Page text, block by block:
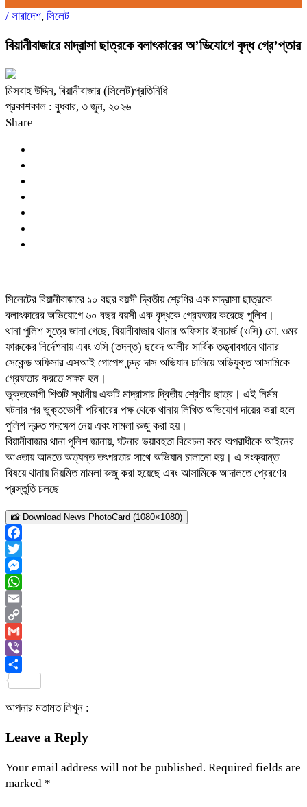
/ সারাদেশ, সিলেট
বিয়ানীবাজারে মাদ্রাসা ছাত্রকে বলাৎকারের অ’ভিযোগে বৃদ্ধ গ্রে’প্তার
মিসবাহ উদ্দিন, বিয়ানীবাজার (সিলেট)প্রতিনিধি
প্রকাশকাল : বুধবার, ৩ জুন, ২০২৬
Share
সিলেটের বিয়ানীবাজারে ১০ বছর বয়সী দ্বিতীয় শ্রেণির এক মাদ্রাসা ছাত্রকে
বলাৎকারের অভিযোগে ৬০ বছর বয়সী এক বৃদ্ধকে গ্রেফতার করেছে পুলিশ।
​থানা পুলিশ সূত্রে জানা গেছে, বিয়ানীবাজার থানার অফিসার ইনচার্জ (ওসি) মো. ওমর
ফারুকের নির্দেশনায় এবং ওসি (তদন্ত) ছবেদ আলীর সার্বিক তত্ত্বাবধানে থানার
সেকেন্ড অফিসার এসআই গোপেশ চন্দ্র দাস অভিযান চালিয়ে অভিযুক্ত আসামিকে
গ্রেফতার করতে সক্ষম হন।
​ভুক্তভোগী শিশুটি স্থানীয় একটি মাদ্রাসার দ্বিতীয় শ্রেণীর ছাত্র। এই নির্মম
ঘটনার পর ভুক্তভোগী পরিবারের পক্ষ থেকে থানায় লিখিত অভিযোগ দায়ের করা হলে
পুলিশ দ্রুত পদক্ষেপ নেয় এবং মামলা রুজু করা হয়।
​বিয়ানীবাজার থানা পুলিশ জানায়, ঘটনার ভয়াবহতা বিবেচনা করে অপরাধীকে আইনের
আওতায় আনতে অত্যন্ত তৎপরতার সাথে অভিযান চালানো হয়। এ সংক্রান্ত
বিষয়ে থানায় নিয়মিত মামলা রুজু করা হয়েছে এবং আসামিকে আদালতে প্রেরণের
প্রস্তুতি চলছে
📸 Download News PhotoCard (1080×1080)
Facebook
Twitter
Messenger
WhatsApp
Email
Copy
Link
Gmail
Viber
আপনার মতামত লিখুন :
Leave a Reply
Your email address will not be published. Required fields are
marked *